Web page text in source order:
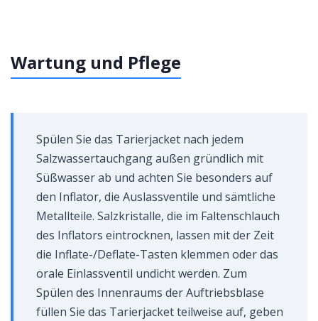
Wartung und Pflege
Spülen Sie das Tarierjacket nach jedem
Salzwassertauchgang außen gründlich mit
Süßwasser ab und achten Sie besonders auf
den Inflator, die Auslassventile und sämtliche
Metallteile. Salzkristalle, die im Faltenschlauch
des Inflators eintrocknen, lassen mit der Zeit
die Inflate-/Deflate-Tasten klemmen oder das
orale Einlassventil undicht werden. Zum
Spülen des Innenraums der Auftriebsblase
füllen Sie das Tarierjacket teilweise auf, geben